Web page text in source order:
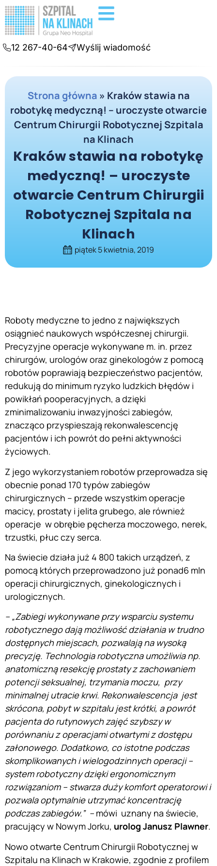
12 267-40-64 Wyślij wiadomość
Strona główna » Kraków stawia na
robotykę medyczną! – uroczyste otwarcie
Centrum Chirurgii Robotycznej Szpitala
na Klinach
Kraków stawia na robotykę
medyczną! – uroczyste
otwarcie Centrum Chirurgii
Robotycznej Szpitala na
Klinach
piątek 5 kwietnia, 2019
Roboty medyczne to jedno z największych
osiągnieć naukowych współczesnej chirurgii.
Precyzyjne operacje wykonywane m. in. przez
chirurgów, urologów oraz ginekologów z pomocą
robotów poprawiają bezpieczeństwo pacjentów,
redukują do minimum ryzyko ludzkich błędów i
powikłań pooperacyjnych, a dzięki
zminimalizowaniu inwazyjności zabiegów,
znacząco przyspieszają rekonwalescencję
pacjentów i ich powrót do pełni aktywności
życiowych.
Z jego wykorzystaniem robotów przeprowadza się
obecnie ponad 170 typów zabiegów
chirurgicznych – przede wszystkim operacje
macicy, prostaty i jelita grubego, ale również
operacje w obrębie pęcherza moczowego, nerek,
trzustki, płuc czy serca.
Na świecie działa już 4 800 takich urządzeń, z
pomocą których przeprowadzono już ponad6 mln
operacji chirurgicznych, ginekologicznych i
urologicznych.
– „Zabiegi wykonywane przy wsparciu systemu
robotycznego dają możliwość działania w trudno
dostępnych miejscach, pozwalają na wysoką
precyzję. Technologia robotyczna umożliwia np.
anatomiczną resekcję prostaty z zachowaniem
potencji seksualnej, trzymania moczu, przy
minimalnej utracie krwi. Rekonwalescencja jest
skrócona, pobyt w szpitalu jest krótki, a powrót
pacjenta do rutynowych zajęć szybszy w
porównaniu z operacjami otwartymi z dostępu
załonowego. Dodatkowo, co istotne podczas
skomplikowanych i wielogodzinnych operacji –
system robotyczny dzięki ergonomicznym
rozwiązaniom – stwarza duży komfort operatorowi i
pozwala optymalnie utrzymać koncentrację
podczas zabiegów.” – mówi uznany na świecie,
pracujący w Nowym Jorku, urolog Janusz Plawner.
Nowo otwarte Centrum Chirurgii Robotycznej w
Szpitalu na Klinach w Krakowie, zgodnie z profilem